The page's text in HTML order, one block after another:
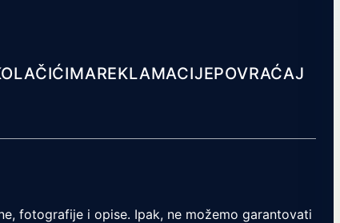
REKLAMACIJEPOVRAĆAJ
fotografije i opise. Ipak, ne možemo garantovati